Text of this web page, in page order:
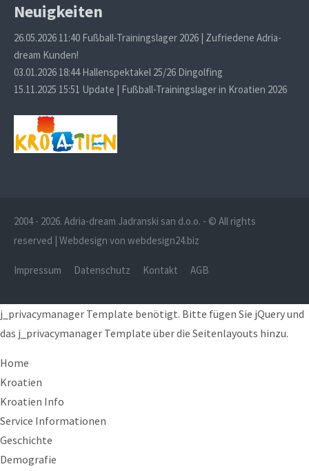
Neuigkeiten
26.05.2026 11:40 Fußball-Trainingslager 2026 | Zufriedene Adria-
dream Kunden!
03.01.2026 18:44 Hallenspektakel 25/26 Dingolfing
15.11.2025 15:51 Update | Fußball-Trainingslager in Kroatien 2026
2004 - 2026. Adria-dream Jadranski san d.o.o. - © All rights
reserved | Webdesign von webdesign24.biz
Impressum Datenschutz Kontakt AGB
j_privacymanager Template benötigt. Bitte fügen Sie jQuery und
das j_privacymanager Template über die Seitenlayouts hinzu.
Home
Kroatien
Kroatien Info
Service Informationen
Geschichte
Demografie